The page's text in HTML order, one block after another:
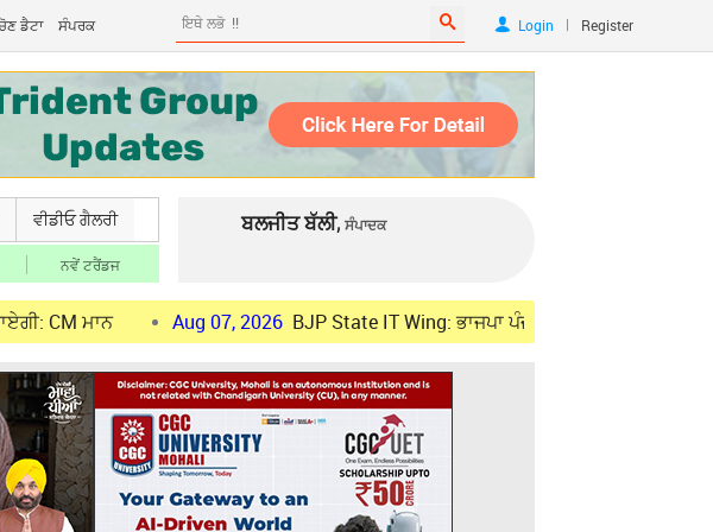
ਡੈਟਾ ਸੰਪਰਕ Login | Register
ਵੀਡੀਓ ਗੈਲਰੀ
ਨਵੇਂ ਟਰੈਂਡਜ
ਬਲਜੀਤ ਬੱਲੀ, ਸੰਪਾਦਕ
Aug 07, 2026 BJP State IT Wing: ਭਾਜਪਾ ਪੰਜਾਬ ਨੇ ਐਲਾਨੇ 27 ਅਹੁਦੇਦਾਰ, ਪੜ੍ਹੋ ਸੂਚੀ